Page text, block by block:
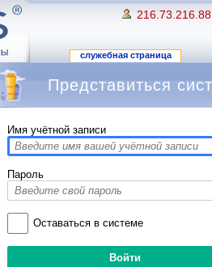
216.73.216.88
служебная страница
Представиться
Имя учётной записи
Пароль
Оставаться в системе